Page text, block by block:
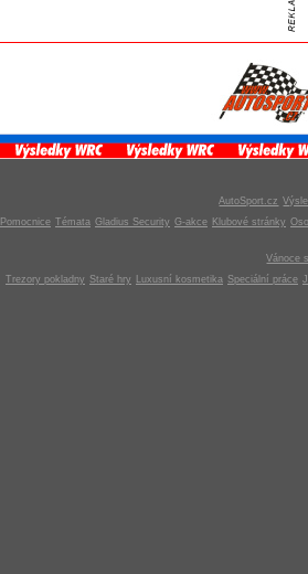
AutoSport.cz
Pomocnice Témata Gladius Security G-akce Klubové stránky
Vánoce
Trezory pokladny Staré hry Luxusní kosmetika Speciální práce